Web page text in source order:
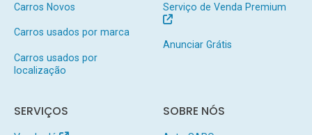
Carros Novos
Carros usados por marca
Carros usados por
localização
Serviço de Venda Premium
Anunciar Grátis
SERVIÇOS SOBRE NÓS